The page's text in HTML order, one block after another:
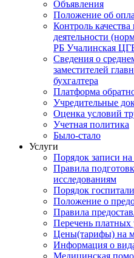
Объявления
Положение об
Контроль
деятельности
РБ Учалинская
Сведения о
заместителей
бухгалтера
Платформа
Учредительные
Оценка условий
Учетная политика
Было-стало
Услуги
Порядок записи
Правила
исследованиям
Порядок
Положение о
Правила
Перечень платных
Цены(тарифы) на
Информация о
Медицинская